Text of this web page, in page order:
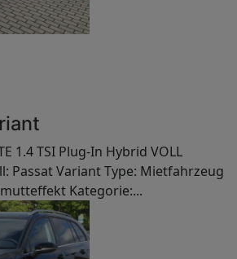
1.4 TSI Plug-In Hybrid VOLL
Passat Variant Type: Mietfahrzeug
Kategorie:...